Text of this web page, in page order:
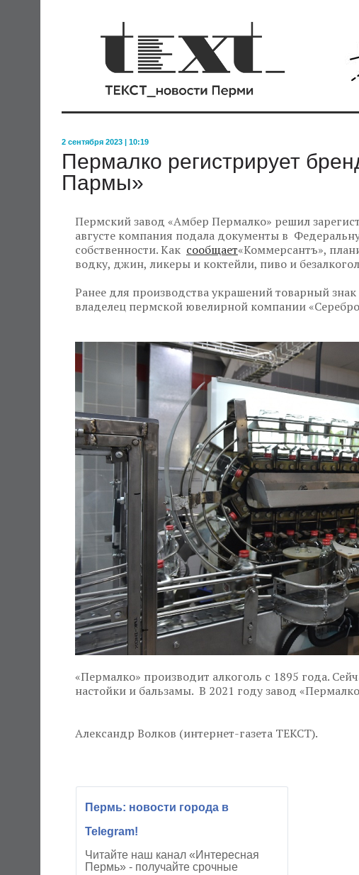
2 сентября 2023 | 10:19
Пермалко регистрирует
Пармы»
Пермский завод «Амбер Пермалко» решил
августе компания подала документы в
собственности. Как сообщает«Коммерсантъ»,
водку, джин, ликеры и коктейли, пиво и
Ранее для производства украшений товарный
владелец пермской ювелирной компании
«Пермалко» производит алкоголь с 1895 года.
настойки и бальзамы. В 2021 году завод
Александр Волков (интернет-газета ТЕКСТ).
Пермь: новости города в
Telegram!
Читайте наш канал «Интересная
Пермь» - получайте срочные